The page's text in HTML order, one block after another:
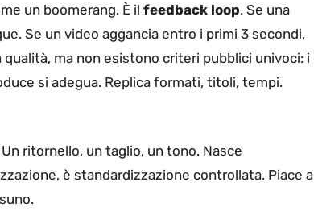
un boomerang. È il feedback loop. Se una
Se un video aggancia entro i primi 3 secondi,
ma non esistono criteri pubblici univoci: i
si adegua. Replica formati, titoli, tempi.
ritornello, un taglio, un tono. Nasce
è standardizzazione controllata. Piace a